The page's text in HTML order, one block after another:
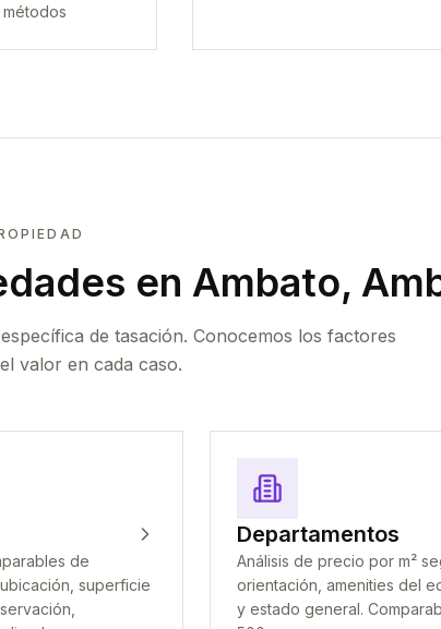
en Ambato,
de tasación. Conocemos los factores
valor en cada caso.
de
superficie
Departamentos
Análisis de precio por m²
orientación, amenities del
y estado general.